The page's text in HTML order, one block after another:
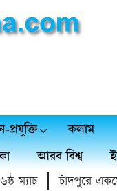
প্রযুক্তি কলাম
আরব বিশ্ব
চাঁদপুরে একযোগে